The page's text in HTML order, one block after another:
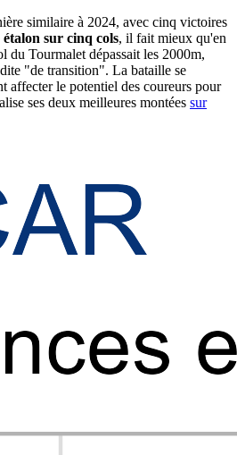
similaire à 2024, avec cinq victoires
sur cinq cols, il fait mieux qu'en
du Tourmalet dépassait les 2000m,
"de transition". La bataille se
affecter le potentiel des coureurs pour
ses deux meilleures montées sur